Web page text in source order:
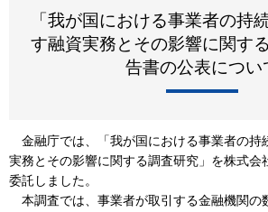
「我が国における事業者の持
す融資実務とその影響に関す
告書の公表につい
金融庁では、「我が国における事業者の持
実務とその影響に関する調査研究」を株式会
委託しました。
本調査では、事業者が取引する金融機関の